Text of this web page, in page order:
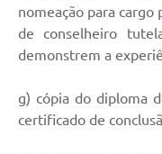
SEBRAE Aqui
Secretaria de Saúde
SIC
nomeação para cargo
de conselheiro
demonstrem a
g) cópia do diploma
certificado de